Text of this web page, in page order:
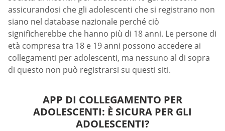
assicurandosi che gli adolescenti che si registrano non
siano nel database nazionale perché ciò
significherebbe che hanno più di 18 anni. Le persone di
età compresa tra 18 e 19 anni possono accedere ai
collegamenti per adolescenti, ma nessuno al di sopra
di questo non può registrarsi su questi siti.
APP DI COLLEGAMENTO PER
ADOLESCENTI: È SICURA PER GLI
ADOLESCENTI?